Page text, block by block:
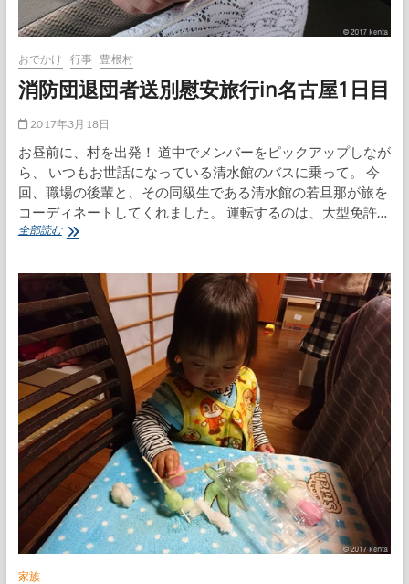
目
おでかけ 行事 豊根村
消防団退団者送別慰安旅行in名古屋1日目
2017年3月18日
お昼前に、村を出発！ 道中でメンバーをピックアップしなが
ら、 いつもお世話になっている清水館のバスに乗って。 今
回、職場の後輩と、その同級生である清水館の若旦那が旅を
コーディネートしてくれました。 運転するのは、大型免許…
全部読む消
退
団
送
別
慰
安
旅
行
in
名
古
屋
日
目
家族